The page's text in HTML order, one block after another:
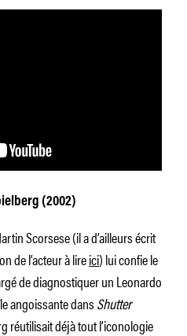
(2002)
Scorsese (il a d’ailleurs écrit
de l’acteur à lireici) lui confie le
de diagnostiquer un Leonardo
angoissante dansShutter
réutilisait déjà tout l’iconologie